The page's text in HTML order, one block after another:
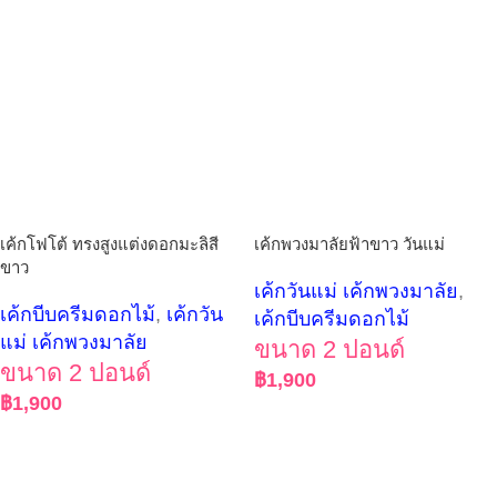
เค้กโฟโต้ ทรงสูงแต่งดอกมะลิสี
ขาว
เค้กบีบครีมดอกไม้, เค้กวัน
แม่ เค้กพวงมาลัย
ขนาด 2 ปอนด์
฿1,900
เค้กพวงมาลัยฟ้าขาว วันแม่
เค้กวันแม่ เค้กพวงมาลัย,
เค้กบีบครีมดอกไม้
ขนาด 2 ปอนด์
฿1,900